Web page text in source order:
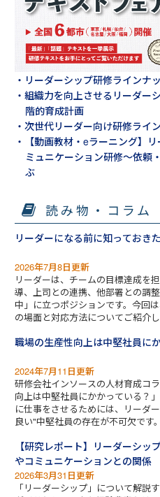
・リーダーシップ研修ラインナ
・組織力を向上させるリーダ
階的育成計画
・次世代リーダー向け研修ライ
・【動画教材・eラーニング】
ミュニケーション研修～依頼
ぶ
読み物・コラム
リーダーになる前に知っておき
2026年7月8日更新
リーダーは、チームの目標達成を
導、上司との連携、他部署との調
中」に立つポジションです。今回
の場面と対応方法についてご紹介し
職場の生産性向上は中堅社員に
2024年7月11日更新
研修会社インソースの人材育成コ
向上は中堅社員にかかっている？
に仕事をさせるためには、リーダ
良い"中堅社員の存在が不可欠です
動の生産性にも随分と差が生まれ
【研究レポート】リーダーシッ
やコミュニケーションとの関係
2026年3月31日更新
「リーダーシップ」について解説